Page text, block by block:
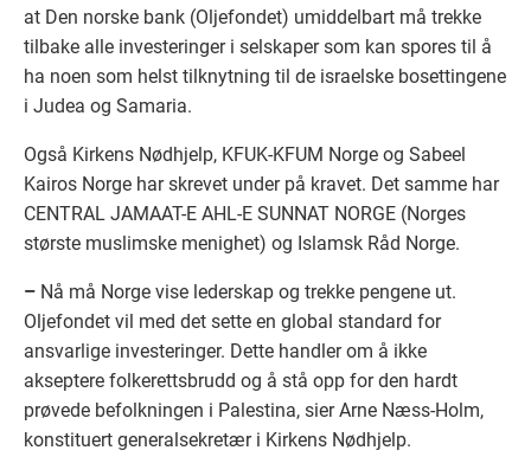
at Den norske bank (Oljefondet) umiddelbart må trekke
tilbake alle investeringer i selskaper som kan spores til å
ha noen som helst tilknytning til de israelske bosettingene
i Judea og Samaria.
Også Kirkens Nødhjelp, KFUK-KFUM Norge og Sabeel
Kairos Norge har skrevet under på kravet. Det samme har
CENTRAL JAMAAT-E AHL-E SUNNAT NORGE (Norges
største muslimske menighet) og Islamsk Råd Norge.
– Nå må Norge vise lederskap og trekke pengene ut.
Oljefondet vil med det sette en global standard for
ansvarlige investeringer. Dette handler om å ikke
akseptere folkerettsbrudd og å stå opp for den hardt
prøvede befolkningen i Palestina, sier Arne Næss-Holm,
konstituert generalsekretær i Kirkens Nødhjelp.